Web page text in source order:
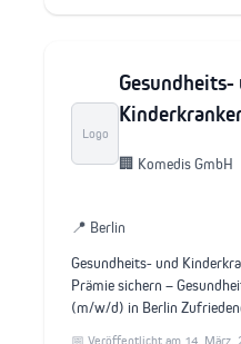
Logo
Gesundheits-
🏢 Komedis GmbH
📍 Berlin
Gesundheits- und
Prämie sichern –
(m/w/d) in Berlin